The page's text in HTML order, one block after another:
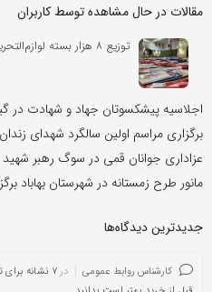
مقالات در حال مشاهده توسط کاربران
توزیع ۸ هزار بسته لوازم‌التحریر برای دانش‌آموزان نیازمند قزوین
اجلاسیه پیشکسوتان جهاد و شهادت در
برگزاری مراسم اولین سالگرد شهدای
عزاداری جوانان قمی در سوگ رهبر شهید
مانور طرح زمستانه در شهرستان بهاباد
جدیدترین دیدگاه‌‌ها
کارشناس روابط عمومی در
۷ نشانه